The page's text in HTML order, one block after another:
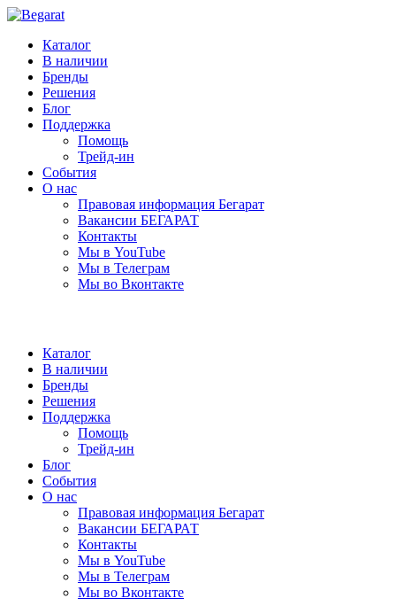
Каталог
В наличии
Бренды
Решения
Блог
Поддержка
Помощь
Трейд-ин
События
О нас
Правовая информация Бегарат
Вакансии БЕГАРАТ
Контакты
Мы в YouTube
Мы в Телеграм
Мы во Вконтакте
Каталог
В наличии
Бренды
Решения
Поддержка
Помощь
Трейд-ин
Блог
События
О нас
Правовая информация Бегарат
Вакансии БЕГАРАТ
Контакты
Мы в YouTube
Мы в Телеграм
Мы во Вконтакте